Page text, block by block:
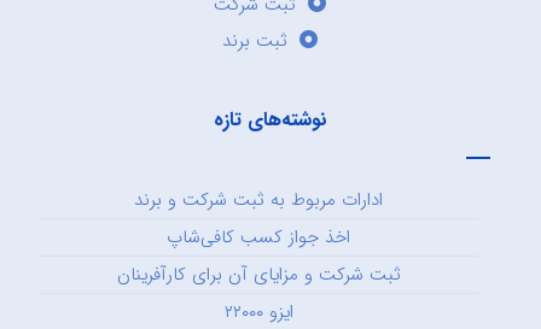
ثبت برند
نوشته‌های تازه
ادارات مربوط به ثبت شرکت و برند
اخذ جواز کسب کافی‌شاپ
ثبت شرکت و مزایای آن برای کارآفرینان
ایزو ۲۲۰۰۰